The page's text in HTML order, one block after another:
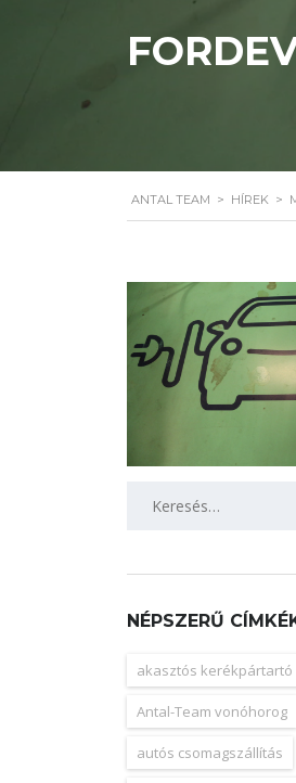
ANTAL TEAM > HÍREK >
NÉPSZERŰ
akasztós kerékpártartó
Antal-Team vonóhorog
autós csomagszállítás